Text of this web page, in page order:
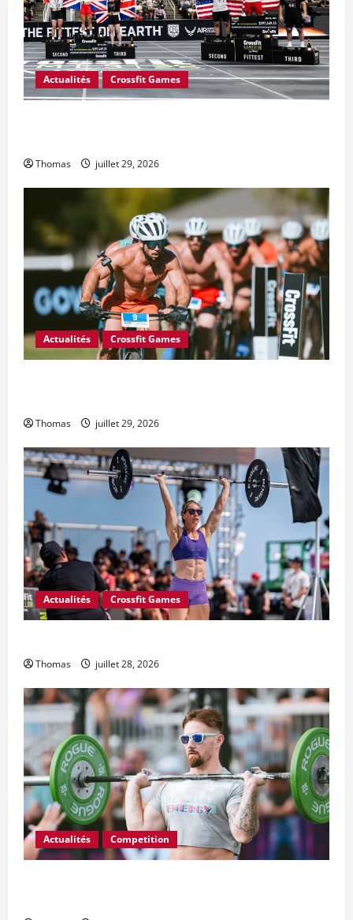
Actualités Crossfit Games
Thomas juillet 29, 2026
Actualités Crossfit Games
Thomas juillet 29, 2026
Actualités Crossfit Games
Thomas juillet 28, 2026
Actualités Competition